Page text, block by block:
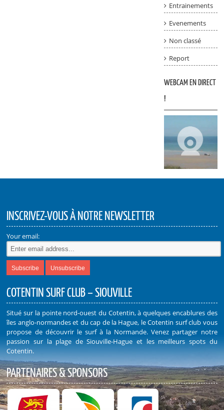
Entrainements
Evenements
Non classé
Report
WEBCAM EN DIRECT
!
INSCRIVEZ-VOUS À NOTRE NEWSLETTER
Your email:
COTENTIN SURF CLUB – SIOUVILLE
Situé sur la pointe nord-ouest du Cotentin, à quelques encablures des
îles anglo-normandes et du cap de la Hague, le Cotentin surf club vous
propose de découvrir le surf à la Normande. Venez partager notre
passion sur la plage de Siouville-Hague et les meilleurs spots du
Cotentin.
PARTENAIRES & SPONSORS